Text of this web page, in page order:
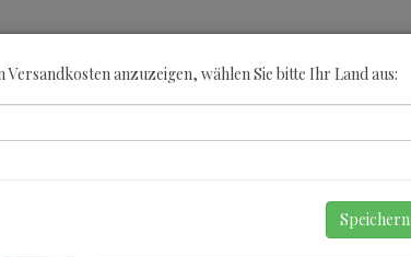
Versandkosten anzuzeigen, wählen Sie bitte Ihr Land aus:
Speichern